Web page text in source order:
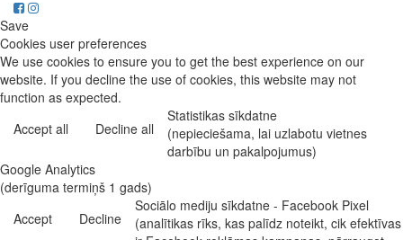
Save
Cookies user preferences
We use cookies to ensure you to get the best experience on our
website. If you decline the use of cookies, this website may not
function as expected.
Accept all
Decline all
Statistikas sīkdatne
(nepieciešama, lai uzlabotu vietnes
darbību un pakalpojumus)
Google Analytics
(derīguma termiņš 1 gads)
Accept
Decline
Sociālo mediju sīkdatne - Facebook Pixel
(analītikas rīks, kas palīdz noteikt, cik efektīvas